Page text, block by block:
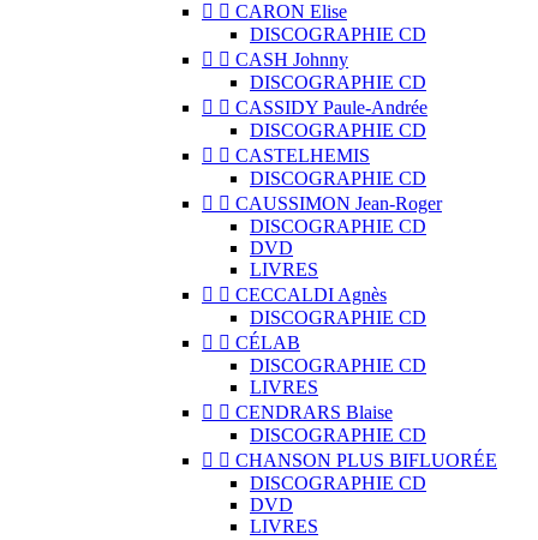
  CARON Elise
DISCOGRAPHIE CD
  CASH Johnny
DISCOGRAPHIE CD
  CASSIDY Paule-Andrée
DISCOGRAPHIE CD
  CASTELHEMIS
DISCOGRAPHIE CD
  CAUSSIMON Jean-Roger
DISCOGRAPHIE CD
DVD
LIVRES
  CECCALDI Agnès
DISCOGRAPHIE CD
  CÉLAB
DISCOGRAPHIE CD
LIVRES
  CENDRARS Blaise
DISCOGRAPHIE CD
  CHANSON PLUS BIFLUORÉE
DISCOGRAPHIE CD
DVD
LIVRES